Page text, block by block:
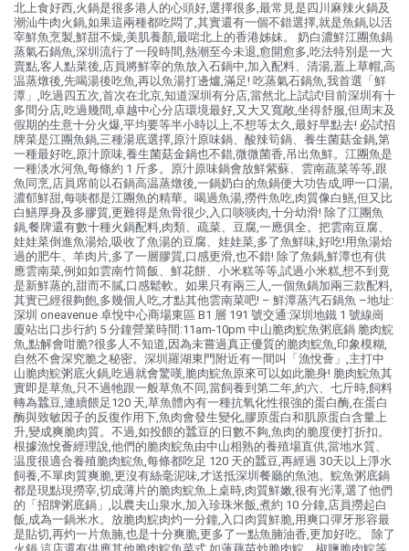
北上食好西,火鍋是很多港人的心頭好,選擇很多,最常見是四川麻辣火鍋及
潮汕牛肉火鍋,如果這兩種都吃悶了,其實還有一個不錯選擇,就是魚鍋,以活
宰鮮魚烹製,鮮甜不燥,美肌養顏,最啱北上的香港姊妹。 奶白濃鮮江團魚鍋
蒸氣石鍋魚,深圳流行了一段時間,熱潮至今未退,愈開愈多,吃法特別是一大
賣點,客人點菜後,店員將鮮宰的魚放入石鍋中,加入配料、清湯,蓋上草帽,高
温蒸燉後,先喝湯後吃魚,再以魚湯打邊爐,滿足! 吃蒸氣石鍋魚,我首選「鮮
潭」,吃過四五次,首次在北京,知道深圳有分店,當然北上試試!目前深圳有十
多間分店,吃過幾間,卓越中心分店環境最好,又大又寬敞,坐得舒服,但周末及
假期的生意十分火爆,平均要等半小時以上,不想等太久,最好早點去! 必試招
牌菜是江團魚鍋,三種湯底選擇,原汁原味鍋、酸辣筍鍋、養生菌菇金鍋,第
一種最好吃,原汁原味,養生菌菇金鍋也不錯,微微菌香,吊出魚鮮。江團魚是
一種淡水河魚,每條約 1 斤多。原汁原味鍋會放鮮紫蘇、雲南蔬菜等等,跟
魚同烹,店員席前以石鍋高温蒸燉後,一鍋奶白的魚鍋便大功告成,呷一口湯,
濃郁鮮甜,每啖都是江團魚的精華。喝過魚湯,撈件魚吃,肉質像白鱔,但又比
白鱔厚身及多膠質,更難得是魚骨很少,入口啖啖肉,十分幼滑! 除了江團魚
鍋,餐牌還有數十種火鍋配料,肉類、疏菜、豆腐,一應俱全。把雲南豆腐、
娃娃菜倒進魚湯烚,吸收了魚湯的豆腐、娃娃菜,多了魚鮮味,好吃!用魚湯烚
過的肥牛、羊肉片,多了一層膠質,口感更滑,也不錯! 除了魚鍋,鮮潭也有供
應雲南菜,例如如雲南竹筒飯、鮮花餅、小米糕等等,試過小米糕,想不到竟
是新鮮蒸的,甜而不膩,口感鬆軟。如果只有兩三人,一個魚鍋加兩三款配料,
其實已經很夠飽,多幾個人吃,才點其他雲南菜吧! – 鮮潭蒸汽石鍋魚 –地址:
深圳 oneavenue 卓悅中心商場東區 B1 層 191 號交通:深圳地鐵 1 號線崗
廈站出口步行約 5 分鐘營業時間:11am-10pm 中山脆肉鯇魚粥底鍋 脆肉鯇
魚,點解會咁脆?很多人不知道,因為未嘗過真正優質的脆肉鯇魚,印象模糊,
自然不會深究脆之秘密。深圳羅湖東門附近有一間叫「漁悅薈」,主打中
山脆肉鯇粥底火鍋,吃過就會驚嘆,脆肉鯇魚原來可以如此脆身! 脆肉鯇魚其
實即是草魚,只不過牠跟一般草魚不同,當飼養到第二年,約六、七斤時,飼料
轉為蠶豆,連續餵足120 天,草魚體內有一種抗氧化性很強的蛋白酶,在蛋白
酶與致敏因子的反復作用下,魚肉會發生變化,膠原蛋白和肌原蛋白含量上
升,變成爽脆肉質。不過,如投餵的蠶豆的日數不夠,魚肉的脆度便打折扣。
根據漁悅薈經理說,他們的脆肉鯇魚由中山相熟的養殖場直供,當地水質、
温度很適合養殖脆肉鯇魚,每條都吃足 120 天的蠶豆,再經過 30天以上淨水
飼養,不單肉質爽脆,更沒有絲毫泥味,才送抵深圳餐廳的魚池。鯇魚粥底鍋
都是現點現撈宰,切成薄片的脆肉鯇魚上桌時,肉質鮮嫩,很有光澤,選了他們
的「招牌粥底鍋」,以農夫山泉水,加入珍珠米飯,煮約 10 分鐘,店員撈起白
飯,成為一鍋米水。放脆肉鯇肉灼一分鐘,入口肉質鮮脆,用爽口彈牙形容最
是貼切,再灼一片魚腩,也是十分爽脆,更多了一點魚腩油香,更加好吃。 除了